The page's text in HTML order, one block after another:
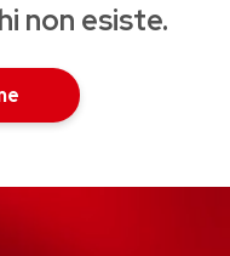
non esiste.